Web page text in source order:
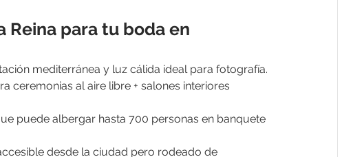
Reina para tu boda en
mediterránea y luz cálida ideal para fotografía.
ceremonias al aire libre + salones interiores
puede albergar hasta 700 personas en banquete
desde la ciudad pero rodeado de